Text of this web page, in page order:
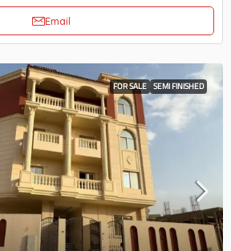
Email
FOR SALE SEMI FINISHED